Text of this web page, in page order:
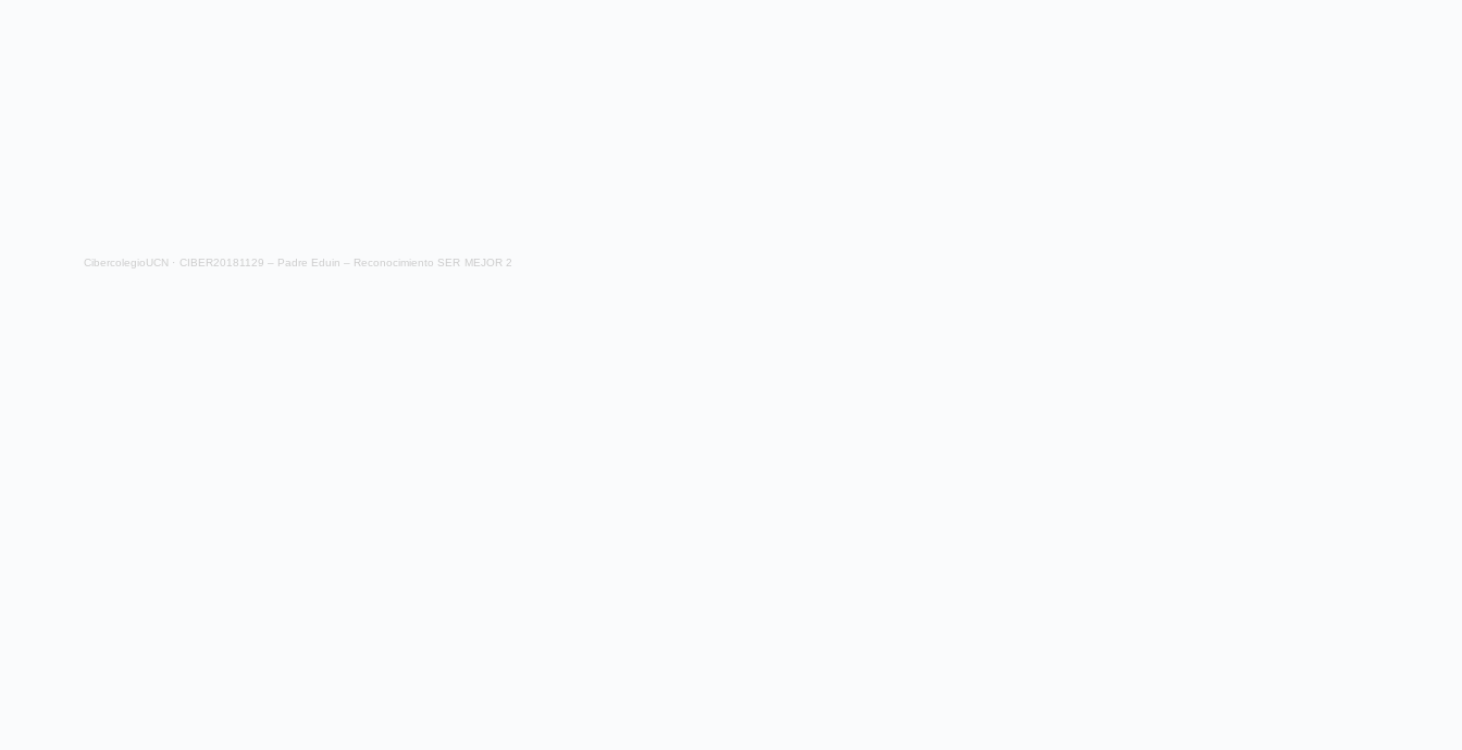
CibercolegioUCN · CIBER20181129 – Padre Eduin – Reconocimiento SER MEJOR 2